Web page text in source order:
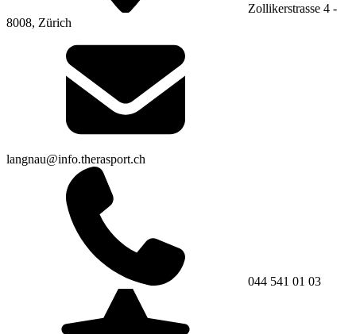
Zollikerstrasse 4 -
8008, Zürich
langnau@info.therasport.ch
044 541 01 03